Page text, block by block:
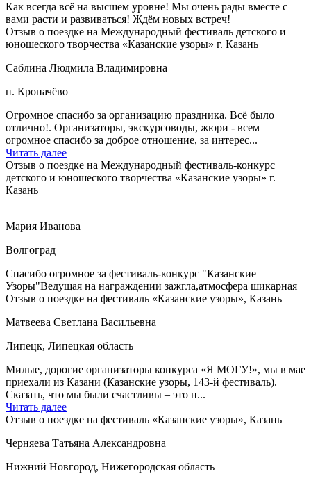
Как всегда всё на высшем уровне! Мы очень рады вместе с
вами расти и развиваться! Ждём новых встреч!
Отзыв о поездке на Международный фестиваль детского и
юношеского творчества «Казанские узоры» г. Казань
Саблина Людмила Владимировна
п. Кропачёво
Огромное спасибо за организацию праздника. Всё было
отлично!. Организаторы, экскурсоводы, жюри - всем
огромное спасибо за доброе отношение, за интерес...
Читать далее
Отзыв о поездке на Международный фестиваль-конкурс
детского и юношеского творчества «Казанские узоры» г.
Казань
Мария Иванова
Волгоград
Спасибо огромное за фестиваль-конкурс "Казанские
Узоры"Ведущая на награждении зажгла,атмосфера шикарная
Отзыв о поездке на фестиваль «Казанские узоры», Казань
Матвеева Светлана Васильевна
Липецк, Липецкая область
Милые, дорогие организаторы конкурса «Я МОГУ!», мы в мае
приехали из Казани (Казанские узоры, 143-й фестиваль).
Сказать, что мы были счастливы – это н...
Читать далее
Отзыв о поездке на фестиваль «Казанские узоры», Казань
Черняева Татьяна Александровна
Нижний Новгород, Нижегородская область